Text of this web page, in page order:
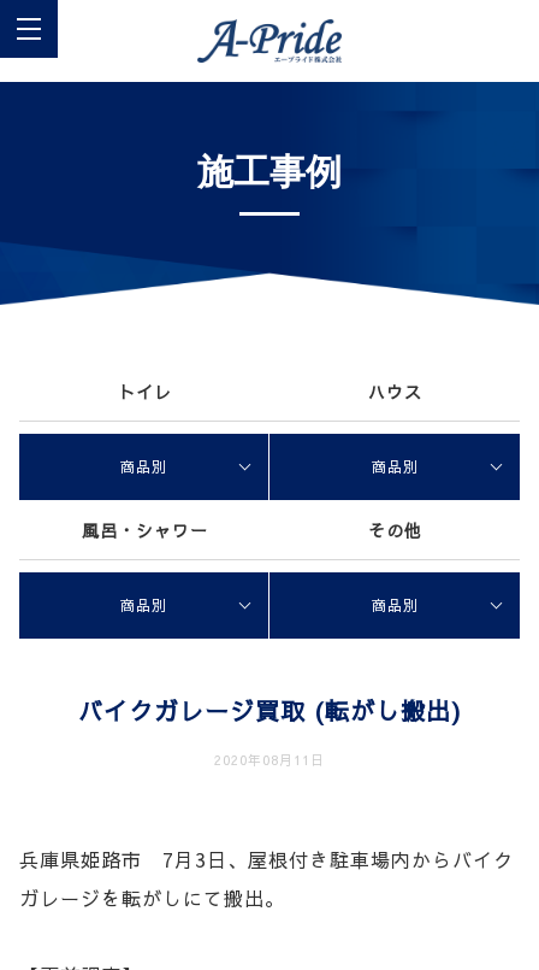
施工事例
トイレ ハウス
商品別 商品別
風呂・シャワー その他
商品別 商品別
バイクガレージ買取 (転がし搬出)
2020年08月11日
兵庫県姫路市 7月3日、屋根付き駐車場内からバイク
ガレージを転がしにて搬出。